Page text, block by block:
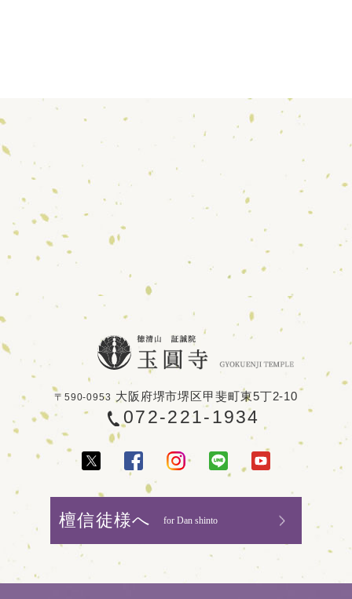
〒590-0953 大阪府堺市堺区甲斐町東5丁2-10
072-221-1934
檀信徒様へ for Dan shinto